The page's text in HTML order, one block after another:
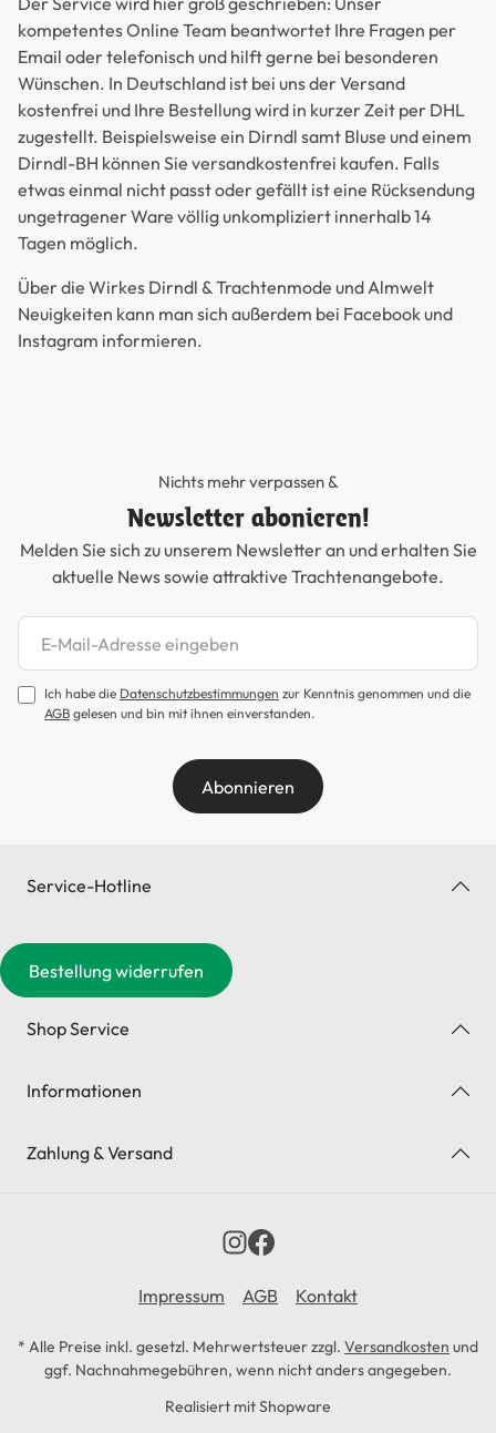
kompetentes Online Team beantwortet Ihre Fragen per
Email oder telefonisch und hilft gerne bei besonderen
Wünschen. In Deutschland ist bei uns der Versand
kostenfrei und Ihre Bestellung wird in kurzer Zeit per DHL
zugestellt. Beispielsweise ein Dirndl samt Bluse und einem
Dirndl-BH können Sie versandkostenfrei kaufen. Falls
etwas einmal nicht passt oder gefällt ist eine Rücksendung
ungetragener Ware völlig unkompliziert innerhalb 14
Tagen möglich.
Über die Wirkes Dirndl & Trachtenmode und Almwelt
Neuigkeiten kann man sich außerdem bei Facebook und
Instagram informieren.
Nichts mehr verpassen &
Newsletter abonieren!
Melden Sie sich zu unserem Newsletter an und erhalten Sie
aktuelle News sowie attraktive Trachtenangebote.
Newsletter abonnieren
Ich habe die Datenschutzbestimmungen zur Kenntnis genommen und die
AGB gelesen und bin mit ihnen einverstanden.
Abonnieren
Service-Hotline
Bestellung widerrufen
Shop Service
Informationen
Zahlung & Versand
Impressum AGB Kontakt
* Alle Preise inkl. gesetzl. Mehrwertsteuer zzgl. Versandkosten und
ggf. Nachnahmegebühren, wenn nicht anders angegeben.
Realisiert mit Shopware